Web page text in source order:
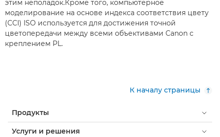
этим неполадок.Кроме того, компьютерное
моделирование на основе индекса соответствия цвету
(CCI) ISO используется для достижения точной
цветопередачи между всеми объективами Canon с
креплением PL.
К началу страницы
Продукты
Услуги и решения